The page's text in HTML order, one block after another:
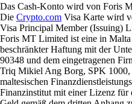
Das Cash-Konto wird von Foris
Die Crypto.com Visa Karte wird
Visa Principal Member (Issuing)
Foris MT Limited ist eine in Malta
beschränkter Haftung mit der
90348 und dem eingetragenen
Triq Mikiel Ang Borg, SPK 1000,
maltesischen
Finanzinstitut mit einer Lizenz für